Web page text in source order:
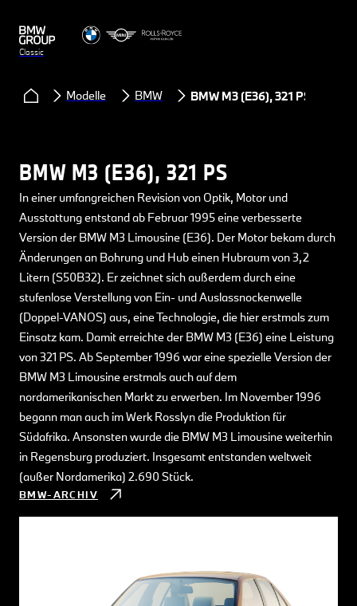
Classic
Modelle BMW BMW M3 (E36), 321 PS
BMW M3 (E36), 321 PS
In einer umfangreichen Revision von Optik, Motor und
Ausstattung entstand ab Februar 1995 eine verbesserte
Version der BMW M3 Limousine (E36). Der Motor bekam durch
Änderungen an Bohrung und Hub einen Hubraum von 3,2
Litern (S50B32). Er zeichnet sich außerdem durch eine
stufenlose Verstellung von Ein- und Auslassnockenwelle
(Doppel-VANOS) aus, eine Technologie, die hier erstmals zum
Einsatz kam. Damit erreichte der BMW M3 (E36) eine Leistung
von 321 PS. Ab September 1996 war eine spezielle Version der
BMW M3 Limousine erstmals auch auf dem
nordamerikanischen Markt zu erwerben. Im November 1996
begann man auch im Werk Rosslyn die Produktion für
Südafrika. Ansonsten wurde die BMW M3 Limousine weiterhin
in Regensburg produziert. Insgesamt entstanden weltweit
(außer Nordamerika) 2.690 Stück.
BMW-ARCHIV